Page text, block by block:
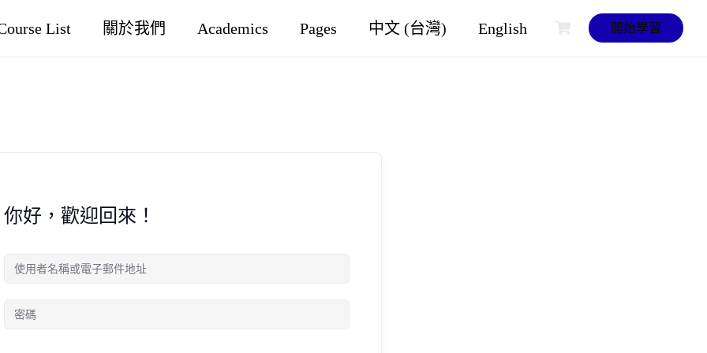
List 關於我們 Academics Pages 中文 (台灣) English 開始學習
你好，歡迎回來！